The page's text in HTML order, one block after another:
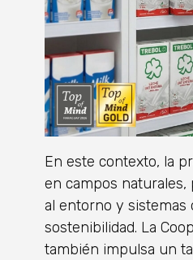
En este contexto, la
en campos naturales,
al entorno y sistemas
sostenibilidad. La
también impulsa un